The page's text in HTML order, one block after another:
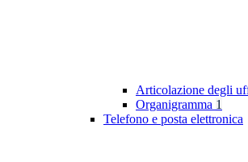
Articolazione degli
Organigramma 1
Telefono e posta elettronica